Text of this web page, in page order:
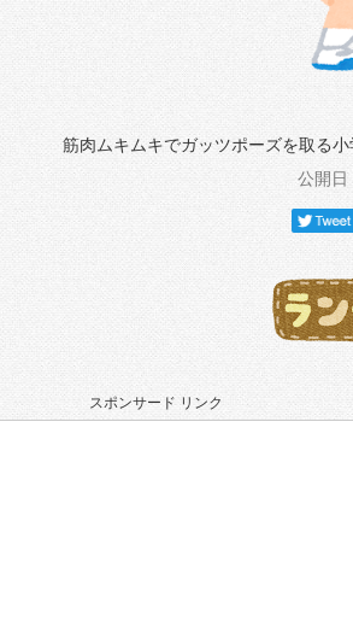
筋肉ムキムキでガッツポーズを取る
公開日
スポンサード リンク